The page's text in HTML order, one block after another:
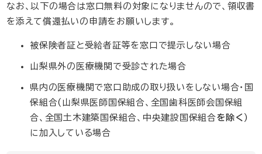
なお、以下の場合は窓口無料の対象になりませんので、領収書
を添えて償還払いの申請をお願いします。
被保険者証と受給者証等を窓口で提示しない場合
山梨県外の医療機関で受診された場合
県内の医療機関で窓口助成の取り扱いをしない場合・国
保組合(山梨県医師国保組合、全国歯科医師会国保組
合、全国土木建築国保組合、中央建設国保組合を除く )
に加入している場合